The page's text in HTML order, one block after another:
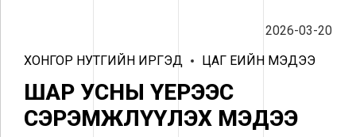
2026-03-20
ХОНГОР НУТГИЙН ИРГЭД
ЦАГ ҮЕИЙН МЭДЭЭ
ШАР УСНЫ ҮЕРЭЭС
СЭРЭМЖЛҮҮЛЭХ МЭДЭЭ